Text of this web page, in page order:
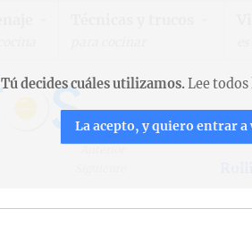
Tú decides cuáles utilizamos.Lee
La acepto, y quiero entrar